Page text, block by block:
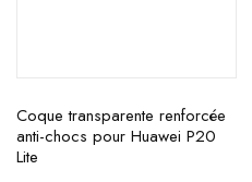
Coque transparente renforcée
anti-chocs pour Huawei P20
Lite